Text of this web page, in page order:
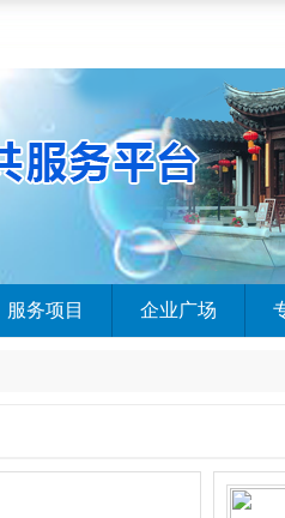
服务项目 企业广场